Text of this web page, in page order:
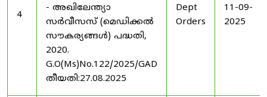
4
- അഖിലേന്ത്യാ
സർവീസസ് (മെഡിക്കൽ
സൗകര്യങ്ങൾ) പദ്ധതി,
2020.
G.O(Ms)No.122/2025/GAD
തീയതി:27.08.2025
Dept
Orders
11-09-
2025